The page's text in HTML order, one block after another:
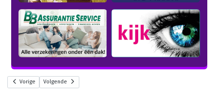
Vorige Volgende